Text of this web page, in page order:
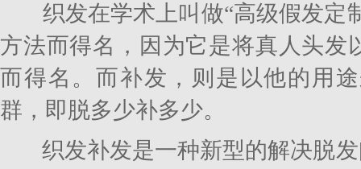
织发在学术上叫做“高级假发定
方法而得名，因为它是将真人头
而得名。而补发，则是以他的用
群，即脱多少补多少。
织发补发是一种新型的解决脱